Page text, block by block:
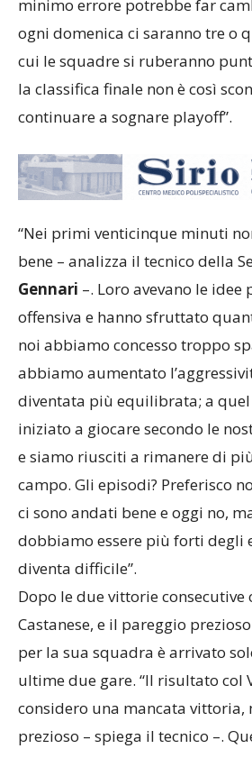
cui le squadre si ruberanno
la classifica finale non è così
“Nei primi venticinque minuti
bene – analizza il tecnico della
Gennari–. Loro avevano le idee
offensiva e hanno sfruttato
noi abbiamo concesso troppo
abbiamo aumentato
diventata più equilibrata; a
iniziato a giocare secondo le
e siamo riusciti a rimanere di
campo. Gli episodi? Preferisco
ci sono andati bene e oggi no,
dobbiamo essere più forti degli
diventa difficile”.
Dopo le due vittorie consecutive
Castanese, e il pareggio
per la sua squadra è arrivato
ultime due gare. “Il risultato col
considero una mancata vittoria,